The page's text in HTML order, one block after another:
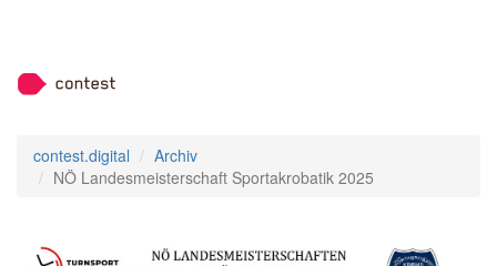
contest.digital
Archiv
NÖ Landesmeisterschaft Sportakrobatik 2025